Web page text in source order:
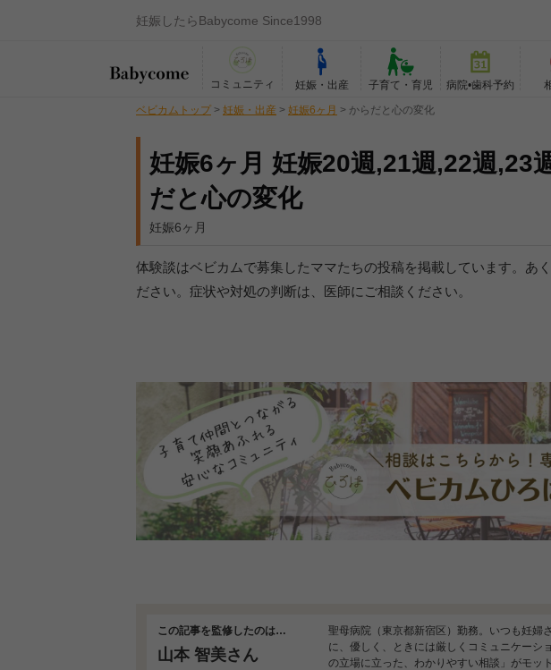
妊娠したらBabycome Since1998
コミュニティ 妊娠・出産 子育て・育児 病院•歯科予約
ベビカムトップ > 妊娠・出産 > 妊娠6ヶ月 > からだと心の変化
妊娠6ヶ月 妊娠20週,21週,22週,23
だと心の変化
妊娠6ヶ月
体験談はベビカムで募集したママたちの投稿を掲載しています。あ
ださい。症状や対処の判断は、医師にご相談ください。
この記事を監修したのは…
山本 智美さん
聖母病院（東京都新宿区）勤務。いつも妊婦
に、優しく、ときには厳しくコミュニケーシ
の立場に立った、わかりやすい相談」がモッ